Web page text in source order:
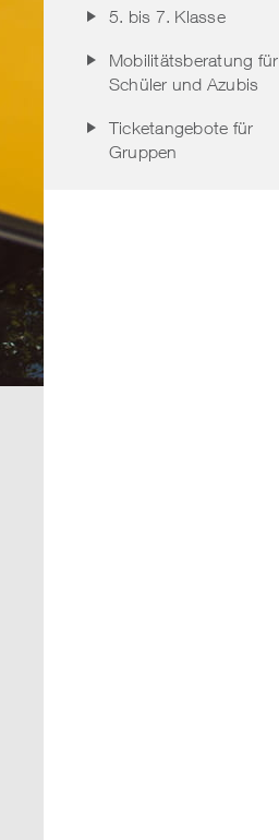
5. bis 7. Klasse
Mobilitätsberatung für
Schüler und Azubis
Ticketangebote für
Gruppen